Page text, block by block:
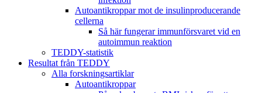
Autoantikroppar mot de insulinproducerande
cellerna
Så här fungerar immunförsvaret vid en
autoimmun reaktion
TEDDY-statistik
Resultat från TEDDY
Alla forskningsartiklar
Autoantikroppar